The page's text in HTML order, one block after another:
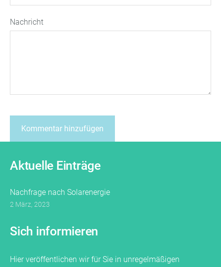
Aktuelle Einträge
Nachfrage nach Solarenergie
2 März, 2023
Sich informieren
Hier veröffentlichen wir für Sie in unregelmäßigen
Nachricht